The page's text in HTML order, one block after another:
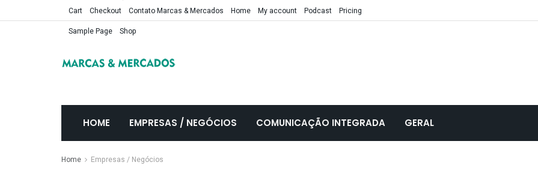
Cart Checkout Contato Marcas & Mercados Home My account Podcast
Pricing
Sample Page
Shop
HOME EMPRESAS / NEGÓCIOS COMUNICAÇÃO INTEGRADA GERAL
Home Empresas / Negócios